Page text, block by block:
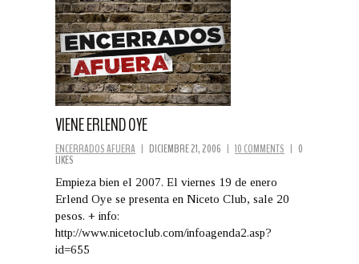
VIENE ERLEND OYE
ENCERRADOS AFUERA | DICIEMBRE 21, 2006 | 10 COMMENTS | 0
LIKES
Empieza bien el 2007. El viernes 19 de enero
Erlend Oye se presenta en Niceto Club, sale 20
pesos. + info:
http://www.nicetoclub.com/infoagenda2.asp?
id=655